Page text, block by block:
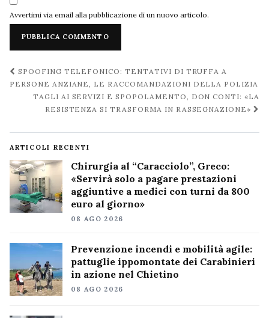
Avvertimi via email alla pubblicazione di un nuovo articolo.
Navigazione
post
SPOOFING TELEFONICO: TENTATIVI DI TRUFFA A
PERSONE ANZIANE, LE RACCOMANDAZIONI DELLA POLIZIA
TAGLI AI SERVIZI E SPOPOLAMENTO, DON CONTI: «LA
RESISTENZA SI TRASFORMA IN RASSEGNAZIONE»
ARTICOLI RECENTI
Chirurgia al “Caracciolo”, Greco:
«Servirà solo a pagare prestazioni
aggiuntive a medici con turni da 800
euro al giorno»
08 AGO 2026
Prevenzione incendi e mobilità agile:
pattuglie ippomontate dei Carabinieri
in azione nel Chietino
08 AGO 2026